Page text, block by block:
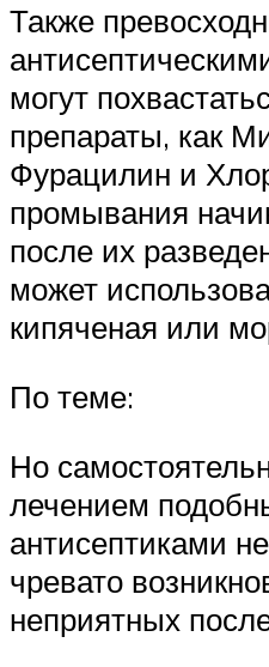
Также
могут
препараты, как
Фурацилин и
промывания
после их
может
кипяченая или
По теме:
Но
лечением
антисептиками
чревато
неприятных